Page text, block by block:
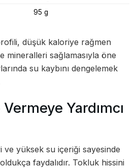
95 g
düşük kaloriye rağmen
mineralleri sağlamasıyla öne
su kaybını dengelemek
Yardımcı
ve yüksek su içeriği sayesinde
faydalıdır. Tokluk hissini